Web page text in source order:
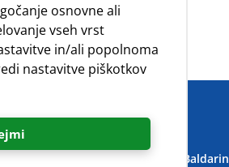
Koordinate
Naturistični Kamp Baldarin
osnovne ali
vseh vrst
in/ali popolnoma
nastavitve piškotkov